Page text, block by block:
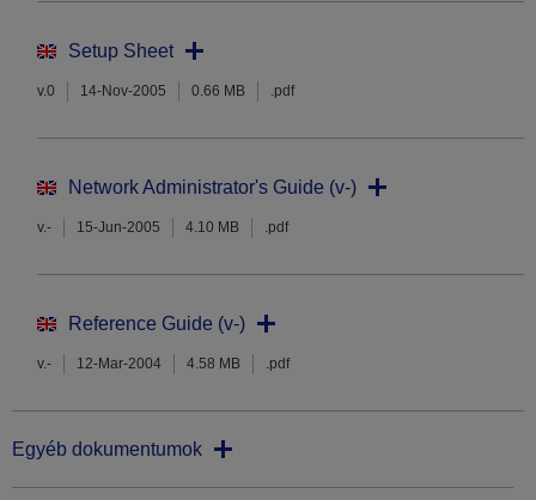
Setup Sheet
v.0 14-Nov-2005 0.66 MB .pdf
Network Administrator's Guide (v-)
v.- 15-Jun-2005 4.10 MB .pdf
Reference Guide (v-)
v.- 12-Mar-2004 4.58 MB .pdf
Egyéb dokumentumok